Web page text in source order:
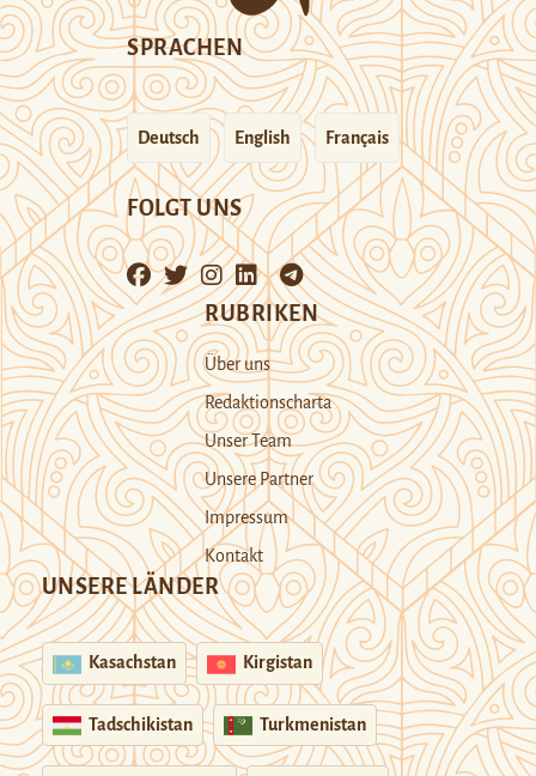
SPRACHEN
Deutsch English Français
FOLGT UNS
RUBRIKEN
Über uns
Redaktionscharta
Unser Team
Unsere Partner
Impressum
Kontakt
UNSERE LÄNDER
Kasachstan Kirgistan
Tadschikistan Turkmenistan